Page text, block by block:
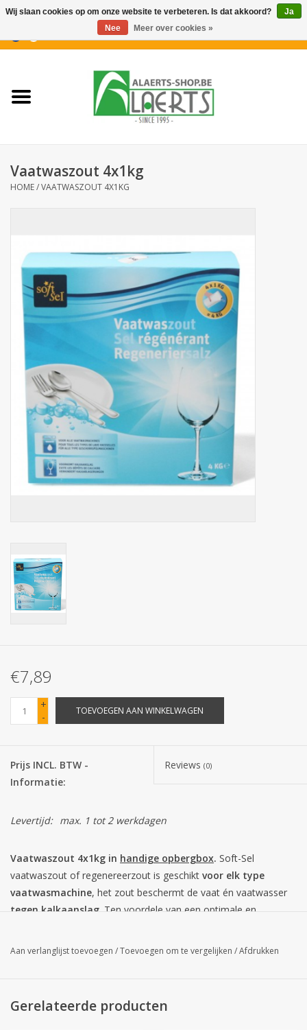
Nieuwigheden
Koffiekoekjes
Dranken
Aperitiefkoekjes
Botanicals
Snoeppot-Snoep
Kassarollen
Cleaning-producten
Relatiegeschenken
Verpakking
Kantoorbenodigdheden
Corona
Sinterklaassnoep
Carnavalssnoep
Vaatwaszout 4x1kg
HOME/VAATWASZOUT 4X1KG
€7,89
+
-
TOEVOEGEN AAN WINKELWAGEN
Prijs INCL. BTW -
Informatie:
Reviews (0)
Levertijd: max. 1 tot 2 werkdagen
Vaatwaszout 4x1kg in handige opbergbox. Soft-Sel
vaatwaszout of regenereerzout is geschikt voor elk type
vaatwasmachine, het zout beschermt de vaat én vaatwasser
tegen kalkaanslag . Ten voordele van een optimale en
Prijs excl. btw: € 6,52 (4x1kg)
Aan verlanglijst toevoegen /Toevoegen om te vergelijken /Afdrukken
Gerelateerde producten
Wij slaan cookies op om onze website te verbeteren. Is dat akkoord?
Ja
Nee
Meer over cookies »